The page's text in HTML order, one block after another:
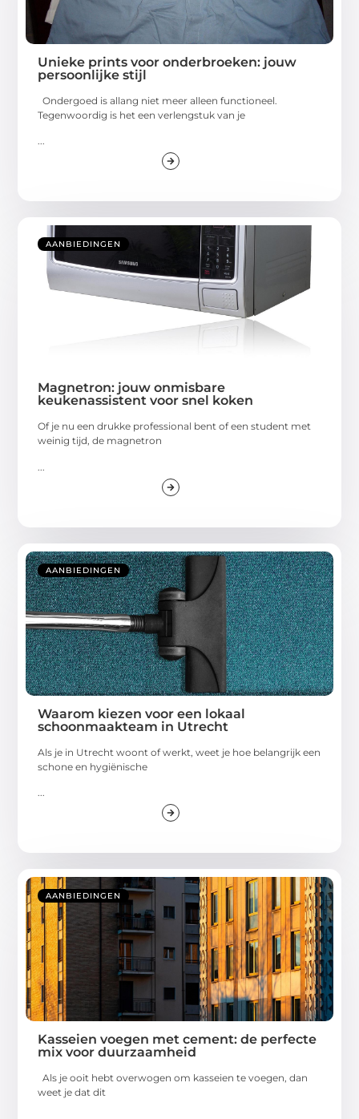
Unieke prints voor onderbroeken: jouw
persoonlijke stijl
Ondergoed is allang niet meer alleen functioneel.
Tegenwoordig is het een verlengstuk van je
...
AANBIEDINGEN
Magnetron: jouw onmisbare
keukenassistent voor snel koken
Of je nu een drukke professional bent of een student met
weinig tijd, de magnetron
AANBIEDINGEN
Waarom kiezen voor een lokaal
schoonmaakteam in Utrecht
Als je in Utrecht woont of werkt, weet je hoe belangrijk een
schone en hygiënische
...
AANBIEDINGEN
Kasseien voegen met cement: de perfecte
mix voor duurzaamheid
Als je ooit hebt overwogen om kasseien te voegen, dan
weet je dat dit